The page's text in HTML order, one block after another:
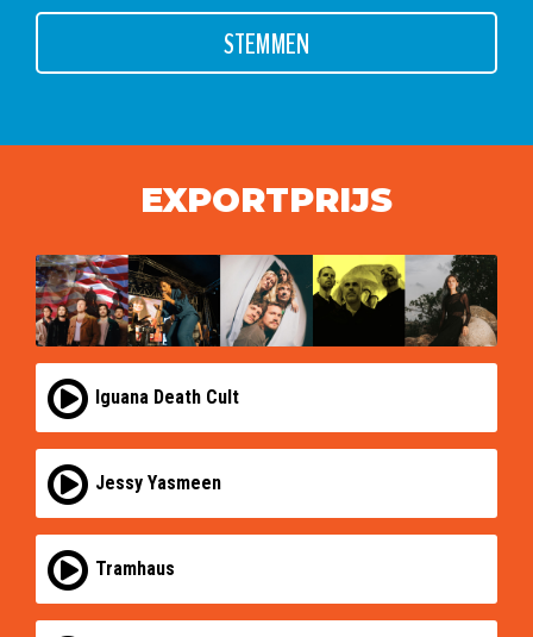
STEMMEN
EXPORTPRIJS
Iguana Death Cult
Jessy Yasmeen
Tramhaus